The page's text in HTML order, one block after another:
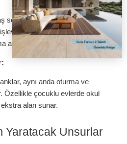
sepetler hem saklama hem de
görür. Herkesin kendi sepetini
alanları da yaratılabilir.
aynı anda oturma ve
Özellikle çocuklu evlerde okul
alan sunar.
Yaratacak Unsurlar